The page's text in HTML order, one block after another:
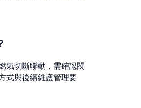
氣切斷聯動，需確認閥
式與後續維護管理要